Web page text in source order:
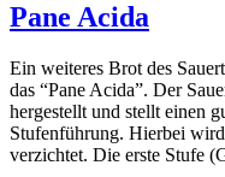
Pane Acida
Ein weiteres Brot des
das “Pane Acida”. Der
hergestellt und stellt einen
Stufenführung. Hierbei
verzichtet. Die erste Stufe